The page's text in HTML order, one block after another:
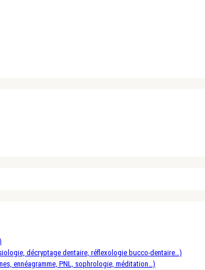
décryptage dentaire, réflexologie bucco-dentaire…)
ennéagramme, PNL, sophrologie, méditation…)